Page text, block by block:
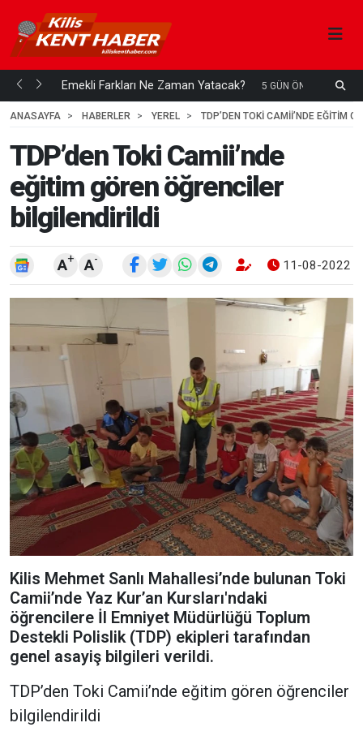
mi... Emekli Farkları Ne Zaman Yatacak? 5 GÜN ÖNCE
ANASAYFA
HABERLER YEREL TDP’DEN TOKI CAMII’NDE EĞITIM
TDP’den Toki Camii’nde
eğitim gören öğrenciler
bilgilendirildi
A+ A- 11-08-2022
Kilis Mehmet Sanlı Mahallesi’nde bulunan Toki
Camii’nde Yaz Kur’an Kursları'ndaki
öğrencilere İl Emniyet Müdürlüğü Toplum
Destekli Polislik (TDP) ekipleri tarafından
genel asayiş bilgileri verildi.
TDP’den Toki Camii’nde eğitim gören öğrenciler
bilgilendirildi